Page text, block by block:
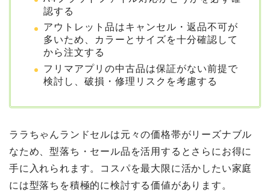
認する
アウトレット品はキャンセル・返品不可が
多いため、カラーとサイズを十分確認して
から注文する
フリマアプリの中古品は保証がない前提で
検討し、破損・修理リスクを考慮する
ララちゃんランドセルは元々の価格帯がリーズナブル
なため、型落ち・セール品を活用するとさらにお得に
手に入れられます。コスパを最大限に活かしたい家庭
には型落ちを積極的に検討する価値があります。